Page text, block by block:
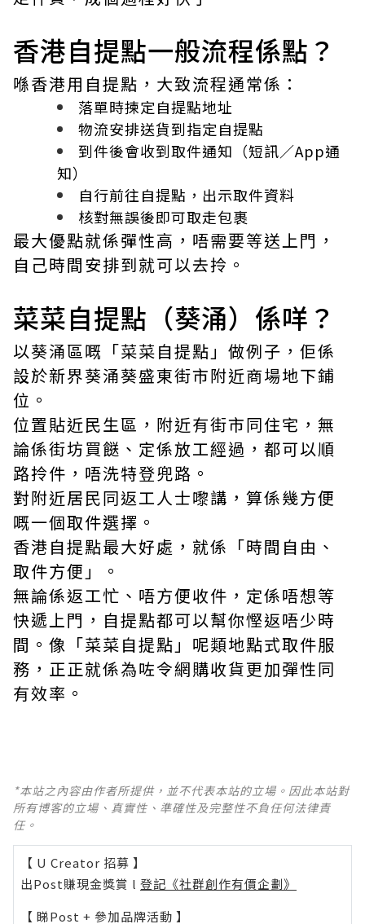
香港自提點一般流程係點？
喺香港用自提點，大致流程通常係：
落單時揀定自提點地址
物流安排送貨到指定自提點
到件後會收到取件通知（短訊／App通
知）
自行前往自提點，出示取件資料
核對無誤後即可取走包裹
最大優點就係彈性高，唔需要等送上門，
自己時間安排到就可以去拎。
菜菜自提點（葵涌）係咩？
以葵涌區嘅「菜菜自提點」做例子，佢係
設於新界葵涌葵盛東街市附近商場地下鋪
位。
位置貼近民生區，附近有街市同住宅，無
論係街坊買餸、定係放工經過，都可以順
路拎件，唔洗特登兜路。
對附近居民同返工人士嚟講，算係幾方便
嘅一個取件選擇。
香港自提點最大好處，就係「時間自由、
取件方便」。
無論係返工忙、唔方便收件，定係唔想等
快遞上門，自提點都可以幫你慳返唔少時
間。像「菜菜自提點」呢類地點式取件服
務，正正就係為咗令網購收貨更加彈性同
有效率。
*本站之內容由作者所提供，並不代表本站的立場。因此本站對
所有博客的立場、真實性、準確性及完整性不負任何法律責
任。
【 U Creator 招募 】
出Post賺現金獎賞 l 登記《社群創作有價企劃》
【 睇Post + 參加品牌活動 】